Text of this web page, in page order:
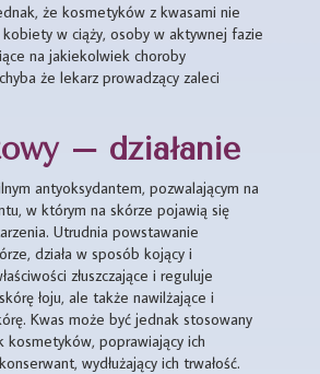
że kosmetyków z kwasami nie
w ciąży, osoby w aktywnej fazie
na jakiekolwiek choroby
że lekarz prowadzący zaleci
– działanie
antyoksydantem, pozwalającym na
w którym na skórze pojawią się
Utrudnia powstawanie
działa w sposób kojący i
złuszczające i reguluje
łoju, ale także nawilżające i
Kwas może być jednak stosowany
kosmetyków, poprawiający ich
wydłużający ich trwałość.